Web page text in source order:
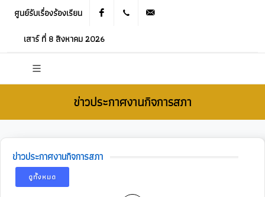
ศูนย์รับเรื่องร้องเรียน Facebook 021905536
เสาร์ ที่ 8 สิงหาคม 2026
ข่าวประกาศงานกิจการสภา
ข่าวประกาศงานกิจการสภา
ดูทั้งหมด